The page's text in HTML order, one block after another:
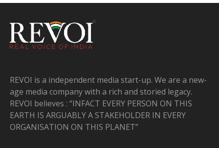
REVOI is a independent media start-up. We are a new-
age media company with a rich and storied legacy.
REVOI believes : “INFACT EVERY PERSON ON THIS
EARTH IS ARGUABLY A STAKEHOLDER IN EVERY
ORGANISATION ON THIS PLANET”